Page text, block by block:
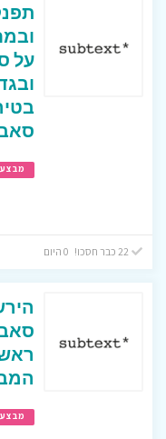
על
מבצע
22 כבר חסכו! 0 היום
מבצע